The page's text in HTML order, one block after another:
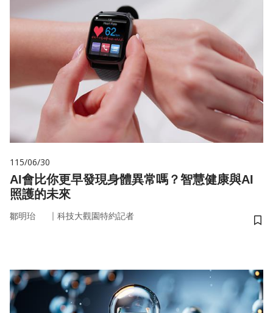
115/06/30
AI會比你更早發現身體異常嗎？智慧健康與AI
照護的未來
鄒明珆 ｜ 科技大觀園特約記者
儲